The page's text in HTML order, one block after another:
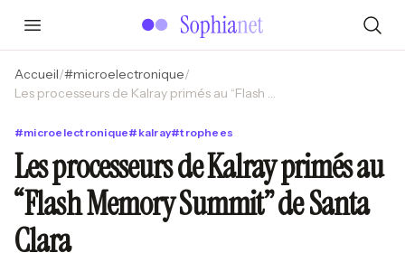
Accueil/#microelectronique/
Les processeurs de Kalray primés au “Flash Memory Summit” de Santa Clara
#microelectronique# kalray#trophees
Les processeurs de Kalray primés au
“Flash Memory Summit” de Santa
Clara